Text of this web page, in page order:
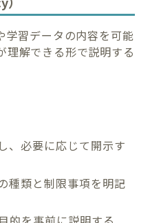
学習データの内容を可能
理解できる形で説明する
、必要に応じて開示す
種類と制限事項を明記